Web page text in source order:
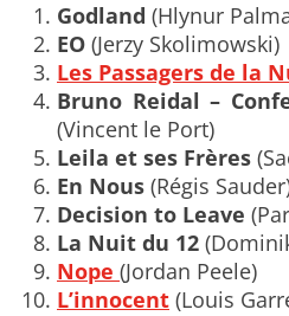
Godland (Hlynur
EO (Jerzy Skolimowski)
Les Passagers de la
Bruno Reidal –
(Vincent le Port)
Leila et ses Frères
En Nous (Régis
Decision to Leave
La Nuit du 12
Nope (Jordan Peele)
L’innocent (Louis